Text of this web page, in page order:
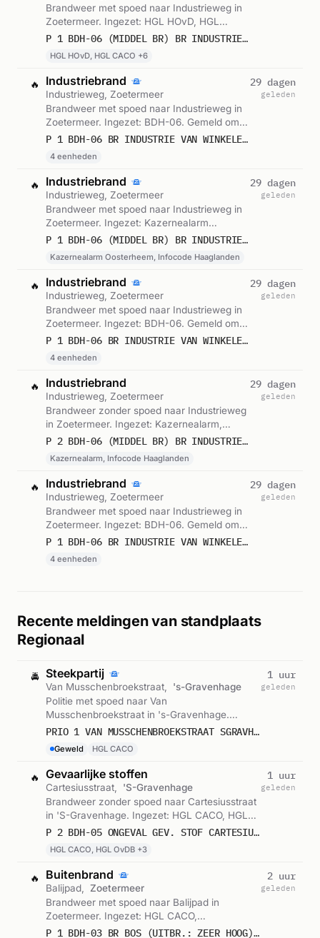
Brandweer met spoed naar Industrieweg in
Zoetermeer. Ingezet: HGL HOvD, HGL
CACO, HGL OvDB 2 en 5 andere eenheden.P 1 BDH-06 (MIDDEL BR) BR INDUSTRIE (FABRICAGE/OPSLAGGEB.) VAN WINKELEN PAPIERRECYCLING INDUSTRIEWEG ZOETERMEER
HGL HOvD, HGL CACO +6
🔥 Industriebrand
Industrieweg, Zoetermeer
Brandweer met spoed naar Industrieweg in
Zoetermeer. Ingezet: BDH-06. Gemeld om
15:02.
P 1 BDH-06 BR INDUSTRIE VAN WINKELEN PAPIERRECYCLING INDUSTRIEWEG ZOETERMEER 155250 155330 155230 159591
4 eenheden
29 dagen
geleden
🔥 Industriebrand
Industrieweg, Zoetermeer
Brandweer met spoed naar Industrieweg in
Zoetermeer. Ingezet: Kazernealarm
Oosterheem, Infocode Haaglanden. GemeldP 1 BDH-06 (MIDDEL BR) BR INDUSTRIE (FABRICAGE/OPSLAGGEB.) VAN WINKELEN PAPIERRECYCLING INDUSTRIEWEG ZOETERMEER 155370
Kazernealarm Oosterheem, Infocode Haaglanden
29 dagen
geleden
🔥 Industriebrand
Industrieweg, Zoetermeer
Brandweer met spoed naar Industrieweg in
Zoetermeer. Ingezet: BDH-06. Gemeld om
15:15.
P 1 BDH-06 BR INDUSTRIE VAN WINKELEN PAPIERRECYCLING INDUSTRIEWEG ZOETERMEER 155250 155330 155230 159591
4 eenheden
29 dagen
geleden
🔥 Industriebrand
Industrieweg, Zoetermeer
Brandweer zonder spoed naar Industrieweg
in Zoetermeer. Ingezet: Kazernealarm,
Infocode Haaglanden. Gemeld om 15:26.
P 2 BDH-06 (MIDDEL BR) BR INDUSTRIE (FABRICAGE/OPSLAGGEB.) VAN WINKELEN PAPIERRECYCLING INDUSTRIEWEG ZOETERMEER 157782
Kazernealarm, Infocode Haaglanden
29 dagen
geleden
🔥 Industriebrand
Industrieweg, Zoetermeer
Brandweer met spoed naar Industrieweg in
Zoetermeer. Ingezet: BDH-06. Gemeld om
15:26.
P 1 BDH-06 BR INDUSTRIE VAN WINKELEN PAPIERRECYCLING INDUSTRIEWEG ZOETERMEER 155250 155330 155230 159591
4 eenheden
29 dagen
geleden
Recente meldingen van standplaats
Regionaal
🚔 Steekpartij
Van Musschenbroekstraat,
's-Gravenhage
Politie met spoed naar Van
Musschenbroekstraat in 's-Gravenhage.
Ingezet: HGL CACO. Gemeld om 22:19.
PRIO 1 VAN MUSSCHENBROEKSTRAAT SGRAVH STEEKPARTIJ
Geweld HGL CACO
1 uur
geleden
🔥 Gevaarlijke stoffen
Cartesiusstraat,
'S-Gravenhage
Brandweer zonder spoed naar Cartesiusstraat
in 'S-Gravenhage. Ingezet: HGL CACO, HGL
OvDB, HGL AGS en 2 andere eenheden. Let
om 21:35.
P 2 BDH-05 ONGEVAL GEV. STOF CARTESIUSSTRAAT 'S-GRAVENHAGE 157830 159591 159020
HGL CACO, HGL OvDB +3
1 uur
geleden
🔥 Buitenbrand
Balijpad,
Zoetermeer
Brandweer met spoed naar Balijpad in
Zoetermeer. Ingezet: HGL CACO,
Kazernealarm Stadshart, Infocode
P 1 BDH-03 BR BOS (UITBR.: ZEER HOOG) BALIJPAD ZOETERMEER 155230
2 uur
geleden